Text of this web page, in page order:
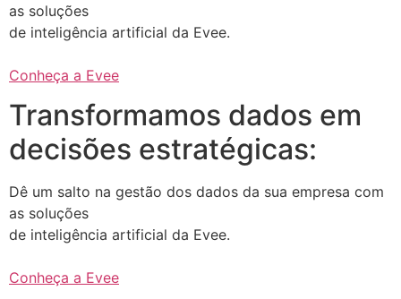
as soluções
de inteligência artificial da Evee.
Conheça a Evee
Transformamos dados em
decisões estratégicas:
Dê um salto na gestão dos dados da sua empresa com
as soluções
de inteligência artificial da Evee.
Conheça a Evee